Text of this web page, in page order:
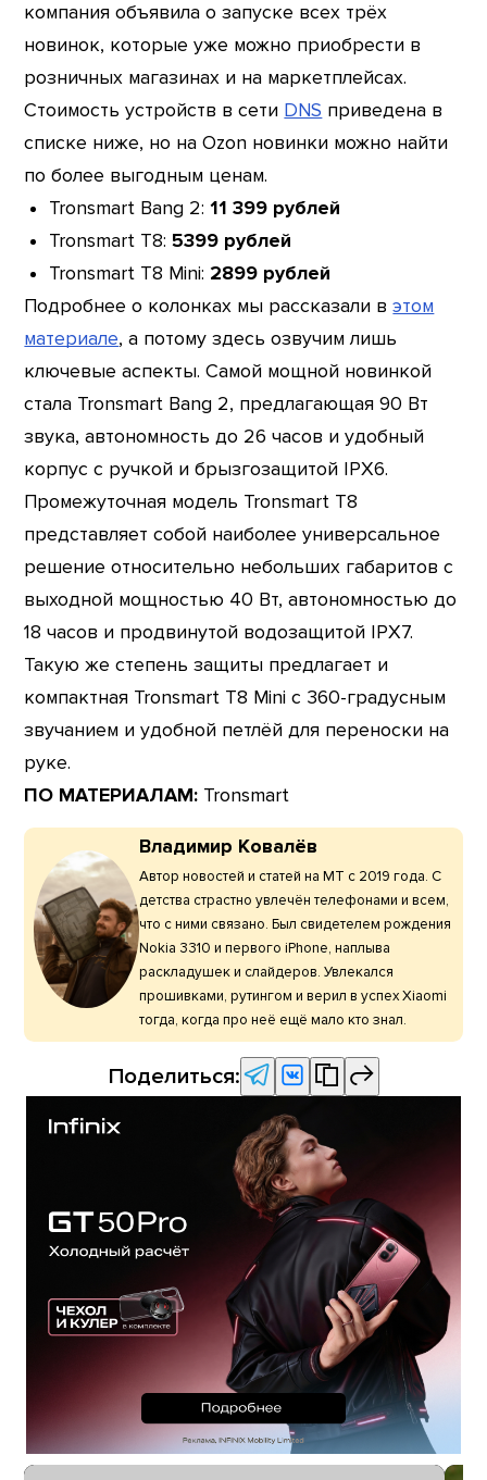
компания объявила о запуске всех трёх
новинок, которые уже можно приобрести в
розничных магазинах и на маркетплейсах.
Стоимость устройств в сети DNS приведена в
списке ниже, но на Ozon новинки можно найти
по более выгодным ценам.
Tronsmart Bang 2: 11 399 рублей
Tronsmart T8: 5399 рублей
Tronsmart T8 Mini: 2899 рублей
Подробнее о колонках мы рассказали вэтом
материале, а потому здесь озвучим лишь
ключевые аспекты. Самой мощной новинкой
стала Tronsmart Bang 2, предлагающая 90 Вт
звука, автономность до 26 часов и удобный
корпус с ручкой и брызгозащитой IPX6.
Промежуточная модель Tronsmart T8
представляет собой наиболее универсальное
решение относительно небольших габаритов с
выходной мощностью 40 Вт, автономностью до
18 часов и продвинутой водозащитой IPX7.
Такую же степень защиты предлагает и
компактная Tronsmart T8 Mini с 360-градусным
звучанием и удобной петлёй для переноски на
руке.
ПО МАТЕРИАЛАМ: Tronsmart
Владимир Ковалёв
Автор новостей и статей на МТ с 2019 года. С
детства страстно увлечён телефонами и всем,
что с ними связано. Был свидетелем рождения
Nokia 3310 и первого iPhone, наплыва
раскладушек и слайдеров. Увлекался
прошивками, рутингом и верил в успех Xiaomi
тогда, когда про неё ещё мало кто знал.
Поделиться: